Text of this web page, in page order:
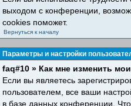
выходом с конференции,
cookies поможет.
Вернуться к началу
Параметры и настройки
faq#10 » Как мне изменить
Если вы являетесь
пользователем, все ваши
в базе данных конференции.